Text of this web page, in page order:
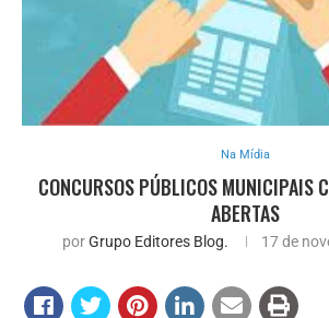
Na Mídia
CONCURSOS PÚBLICOS MUNICIPAIS
ABERTAS
porGrupo Editores Blog. 17 de